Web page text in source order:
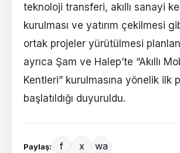
teknoloji transferi, akıllı sanayi
kurulması ve yatırım çekilmesi
ortak projeler yürütülmesi
ayrıca Şam ve Halep’te “Akıllı
Kentleri” kurulmasına yönelik ilk
başlatıldığı duyuruldu.
Paylaş: f x wa